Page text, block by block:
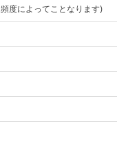
度によってことなります)